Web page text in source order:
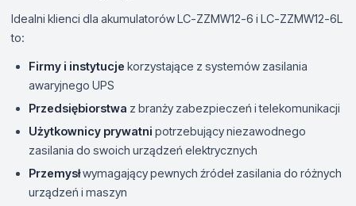
Idealni klienci dla akumulatorów LC-ZZMW12-6 i LC-ZZMW12-6L
to:
Firmy i instytucje korzystające z systemów zasilania
awaryjnego UPS
Przedsiębiorstwa z branży zabezpieczeń i telekomunikacji
Użytkownicy prywatni potrzebujący niezawodnego
zasilania do swoich urządzeń elektrycznych
Przemysłwymagający pewnych źródeł zasilania do różnych
urządzeń i maszyn